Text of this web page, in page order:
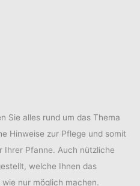
Sie alles rund um das Thema
Hinweise zur Pflege und somit
Ihrer Pfanne. Auch nützliche
welche Ihnen das
nur möglich machen.